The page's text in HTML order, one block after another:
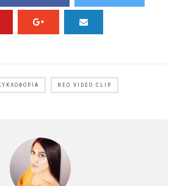
ΝΈΟ VIDEO CLIP